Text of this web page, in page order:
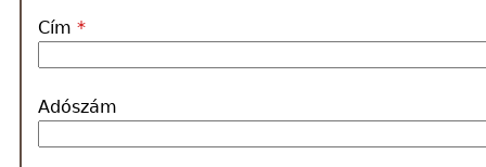
Társoldalunk:
nyakkendobirodalom.hu
Cím *
Adószám